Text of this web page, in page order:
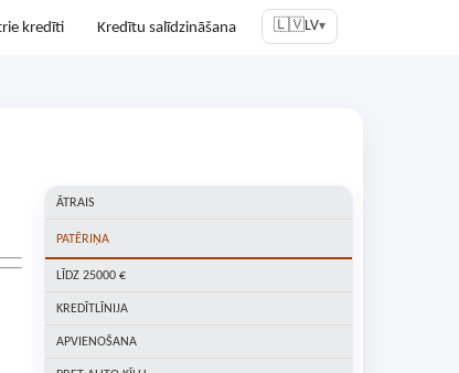
kredīti Kredītu salīdzināšana 🇱🇻LV▾
ĀTRAIS
PATĒRIŅA
LĪDZ 25000 €
KREDĪTLĪNIJA
APVIENOŠANA